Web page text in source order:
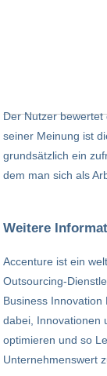
Der Nutzer
seiner Meinung ist
grundsätzlich ein
dem man sich als
Weitere
Accenture ist ein
Outsourcing-
Business
dabei, Innovationen
optimieren und so
Unternehmenswert